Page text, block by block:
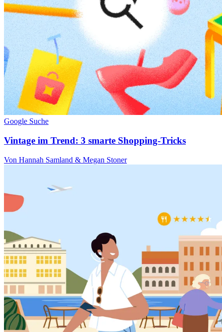
Google Suche
Vintage im Trend: 3 smarte Shopping-Tricks
Von Hannah Samland & Megan Stoner